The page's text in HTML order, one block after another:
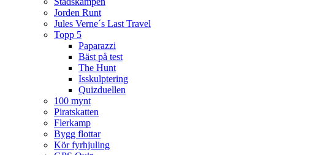
Jorden Runt
Jules Verne´s Last Travel
Topp 5
Paparazzi
Bäst på test
The Hunt
Isskulptering
Quizduellen
100 mynt
Piratskatten
Flerkamp
Bygg flottar
Kör fyrhjuling